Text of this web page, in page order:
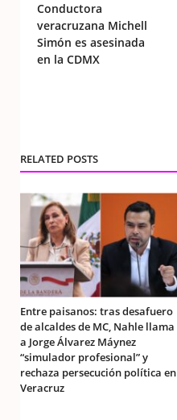
Conductora
veracruzana Michell
Simón es asesinada
en la CDMX
RELATED POSTS
Entre paisanos: tras desafuero
de alcaldes de MC, Nahle llama
a Jorge Álvarez Máynez
“simulador profesional” y
rechaza persecución política en
Veracruz